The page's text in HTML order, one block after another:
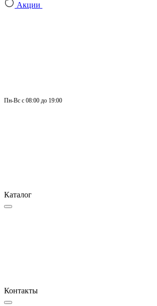
Акции
Пн-Вс с 08:00 до 19:00
Каталог
Контакты